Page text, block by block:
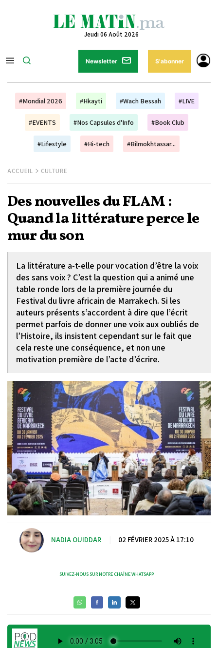
Jeudi 06 Août 2026
Newsletter S'abonner
#Mondial 2026 #Hkayti #Wach Bessah #LIVE
#EVENTS #Nos Capsules d'Info #Book Club
#Lifestyle #Hi-tech #Bilmokhtassar...
ACCUEIL CULTURE
Des nouvelles du FLAM :
Quand la littérature perce le
mur du son
La littérature a-t-elle pour vocation d’être la voix
des sans voix ? C’est la question qui a animé une
table ronde lors de la première journée du
Festival du livre africain de Marrakech. Si les
auteurs présents s’accordent à dire que l’écrit
permet parfois de donner une voix aux oubliés de
l’Histoire, ils insistent cependant sur le fait que
cela reste une conséquence, et non une
motivation première de l’acte d’écrire.
NADIA OUIDDAR 02 FÉVRIER 2025 À 17:10
SUIVEZ-NOUS SUR NOTRE CHAÎNE WHATSAPP